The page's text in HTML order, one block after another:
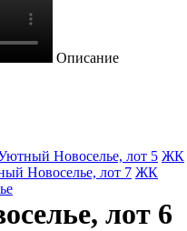
Описание
Новоселье, лот 5 ЖК
Новоселье, лот 7 ЖК
лот 6